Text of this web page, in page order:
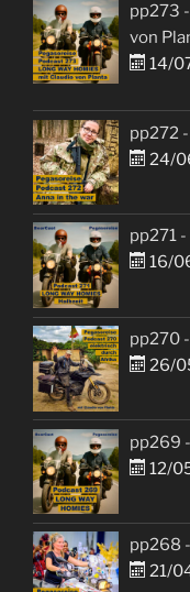
pp273
von
14/
pp272
24/
pp271
16/
pp270
26/
pp269
12/
pp268
21/